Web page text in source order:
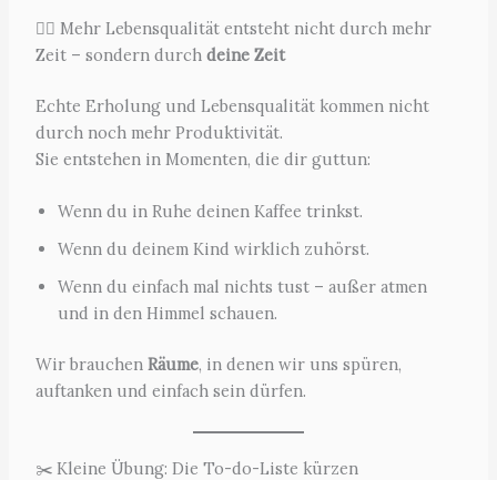
🙋‍♀️ Mehr Lebensqualität entsteht nicht durch mehr
Zeit – sondern durch deine Zeit
Echte Erholung und Lebensqualität kommen nicht
durch noch mehr Produktivität.
Sie entstehen in Momenten, die dir guttun:
Wenn du in Ruhe deinen Kaffee trinkst.
Wenn du deinem Kind wirklich zuhörst.
Wenn du einfach mal nichts tust – außer atmen
und in den Himmel schauen.
Wir brauchen Räume, in denen wir uns spüren,
auftanken und einfach sein dürfen.
✂️ Kleine Übung: Die To-do-Liste kürzen